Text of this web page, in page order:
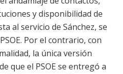
y disponibilidad de
al servicio de Sánchez, se
Por el contrario, con
la única versión
que el PSOE se entregó a